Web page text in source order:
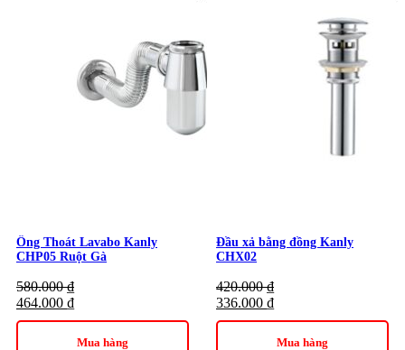
Ống Thoát Lavabo Kanly
CHP05 Ruột Gà
580.000₫
464.000 ₫
Mua hàng
Đầu xả bằng đồng Kanly
CHX02
420.000₫
336.000 ₫
Mua hàng